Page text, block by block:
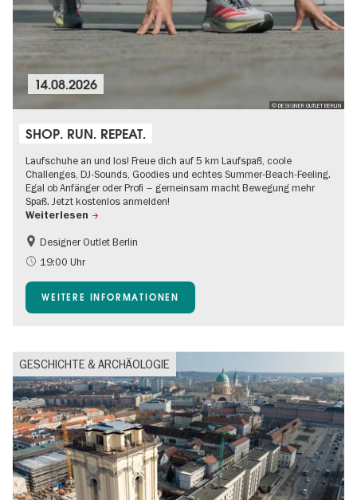
© DESIGNER OUTLET BERLIN
14.08.2026
SHOP. RUN. REPEAT.
Laufschuhe an und los! Freue dich auf 5 km Laufspaß, coole
Challenges, DJ-Sounds, Goodies und echtes Summer-Beach-Feeling.
Egal ob Anfänger oder Profi – gemeinsam macht Bewegung mehr
Spaß. Jetzt kostenlos anmelden!
Weiterlesen
Going local Berlin
Gratis
Open Air
Shopping
Designer Outlet Berlin
19:00 Uhr
WEITERE INFORMATIONEN
GESCHICHTE & ARCHÄOLOGIE